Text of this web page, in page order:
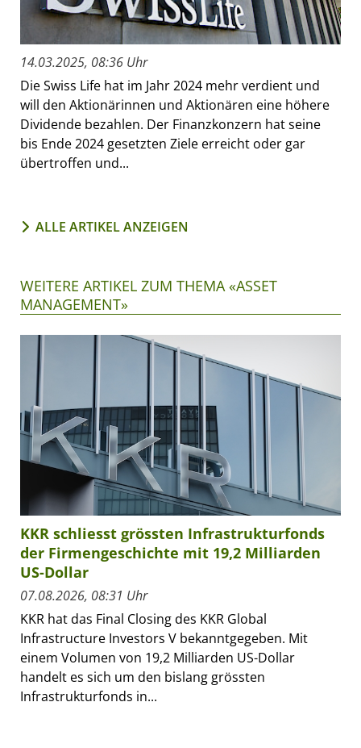
14.03.2025, 08:36 Uhr
Die Swiss Life hat im Jahr 2024 mehr verdient und
will den Aktionärinnen und Aktionären eine höhere
Dividende bezahlen. Der Finanzkonzern hat seine
bis Ende 2024 gesetzten Ziele erreicht oder gar
übertroffen und...
ALLE ARTIKEL ANZEIGEN
WEITERE ARTIKEL ZUM THEMA «ASSET
MANAGEMENT»
KKR schliesst grössten Infrastrukturfonds
der Firmengeschichte mit 19,2 Milliarden
US-Dollar
07.08.2026, 08:31 Uhr
KKR hat das Final Closing des KKR Global
Infrastructure Investors V bekanntgegeben. Mit
einem Volumen von 19,2 Milliarden US-Dollar
handelt es sich um den bislang grössten
Infrastrukturfonds in...